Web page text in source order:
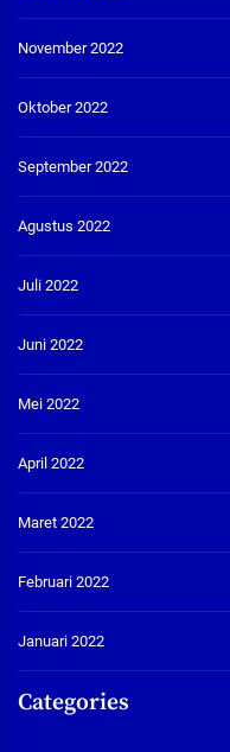
November 2022
Oktober 2022
September 2022
Agustus 2022
Juli 2022
Juni 2022
Mei 2022
April 2022
Maret 2022
Februari 2022
Januari 2022
Categories